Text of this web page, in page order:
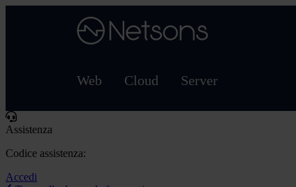
Web Cloud Server
Assistenza
Codice assistenza:
Accedi